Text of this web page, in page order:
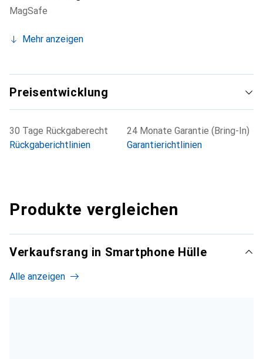
MagSafe
Mehr anzeigen
Preisentwicklung
30 Tage Rückgaberecht
Rückgaberichtlinien
24 Monate Garantie (Bring-In)
Garantierichtlinien
Produkte vergleichen
Verkaufsrang in Smartphone Hülle
Alle anzeigen